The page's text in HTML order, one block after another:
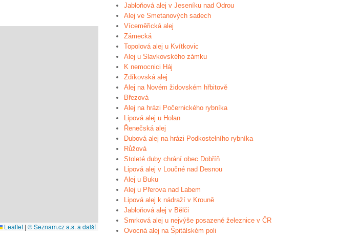
Leaflet | © Seznam.cz a.s. a další
Jabloňová alej v Jeseníku nad Odrou
Alej ve Smetanových sadech
Víceměřická alej
Zámecká
Topolová alej u Kvítkovic
Alej u Slavkovského zámku
K nemocnici Háj
Zdíkovská alej
Alej na Novém židovském hřbitově
Březová
Alej na hrázi Počernického rybníka
Lipová alej u Holan
Řenečská alej
Dubová alej na hrázi Podkostelního rybníka
Růžová
Stoleté duby chrání obec Dobříň
Lipová alej v Loučné nad Desnou
Alej u Buku
Alej u Přerova nad Labem
Lipová alej k nádraží v Krouně
Jabloňová alej v Bělči
Smrková alej u nejvýše posazené železnice v ČR
Ovocná alej na Špitálském poli